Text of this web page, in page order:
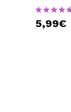
5,99€